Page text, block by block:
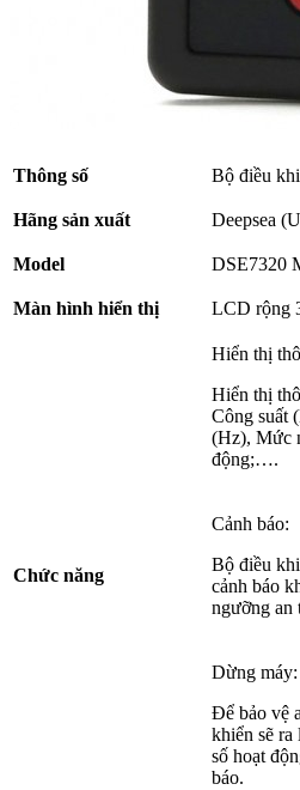
Thông số Bộ điều
Hãng sản xuất Deepsea
Model DSE7320
Màn hình hiển thị LCD rộng
Chức năng
Hiển thị
Hiển thị
Công suất
(Hz), Mức
động;….
Cảnh báo:
Bộ điều
cảnh báo
ngưỡng an
Dừng máy:
Để bảo vệ
khiển sẽ
số hoạt
báo.